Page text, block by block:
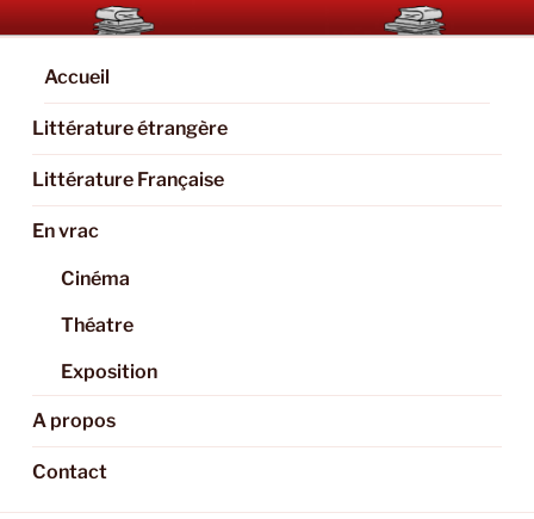
Aller
au
contenu
principal
BOOKAHOLIC.PARIS
Blog Littéraire et Culturel
Accueil
Littérature étrangère
Littérature Française
En vrac
Cinéma
Théatre
Exposition
A propos
Contact